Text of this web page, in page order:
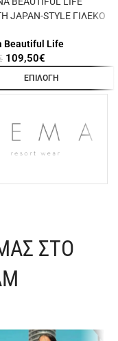
JAPAN-STYLE ΓΙΛΕΚΟ
Beautiful Life
109,50€
ΕΠΙΛΟΓΉ
ΣΤΟ